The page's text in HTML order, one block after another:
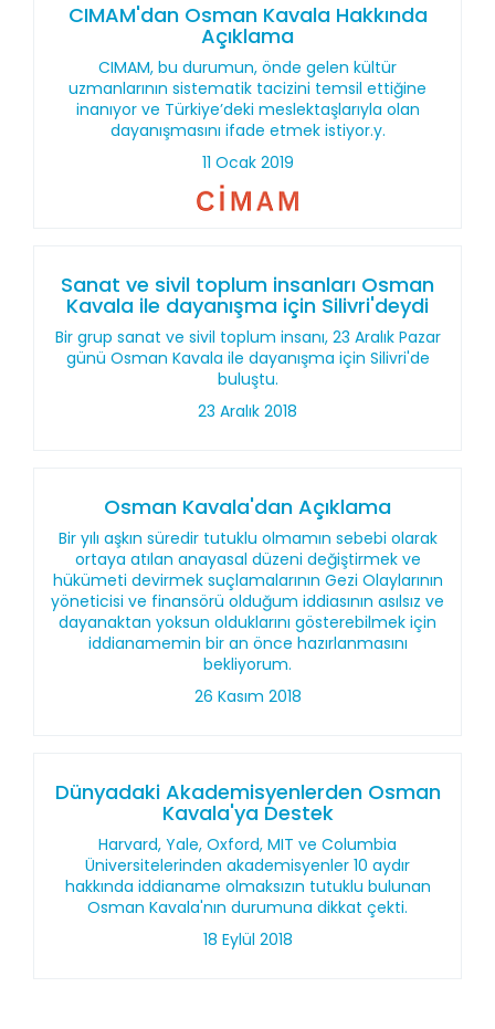
CIMAM'dan Osman Kavala Hakkında
Açıklama
CIMAM, bu durumun, önde gelen kültür
uzmanlarının sistematik tacizini temsil ettiğine
inanıyor ve Türkiye’deki meslektaşlarıyla olan
dayanışmasını ifade etmek istiyor.y.
11 Ocak 2019
Sanat ve sivil toplum insanları Osman
Kavala ile dayanışma için Silivri'deydi
Bir grup sanat ve sivil toplum insanı, 23 Aralık Pazar
günü Osman Kavala ile dayanışma için Silivri'de
buluştu.
23 Aralık 2018
Osman Kavala'dan Açıklama
Bir yılı aşkın süredir tutuklu olmamın sebebi olarak
ortaya atılan anayasal düzeni değiştirmek ve
hükümeti devirmek suçlamalarının Gezi Olaylarının
yöneticisi ve finansörü olduğum iddiasının asılsız ve
dayanaktan yoksun olduklarını gösterebilmek için
iddianamemin bir an önce hazırlanmasını
bekliyorum.
26 Kasım 2018
Dünyadaki Akademisyenlerden Osman
Kavala'ya Destek
Harvard, Yale, Oxford, MIT ve Columbia
Üniversitelerinden akademisyenler 10 aydır
hakkında iddianame olmaksızın tutuklu bulunan
Osman Kavala'nın durumuna dikkat çekti.
18 Eylül 2018